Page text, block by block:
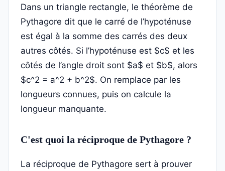
Dans un triangle rectangle, le théorème de
Pythagore dit que le carré de l’hypoténuse
est égal à la somme des carrés des deux
autres côtés. Si l’hypoténuse est $c$ et les
côtés de l’angle droit sont $a$ et $b$, alors
$c^2 = a^2 + b^2$. On remplace par les
longueurs connues, puis on calcule la
longueur manquante.
C'est quoi la réciproque de Pythagore ?
La réciproque de Pythagore sert à prouver